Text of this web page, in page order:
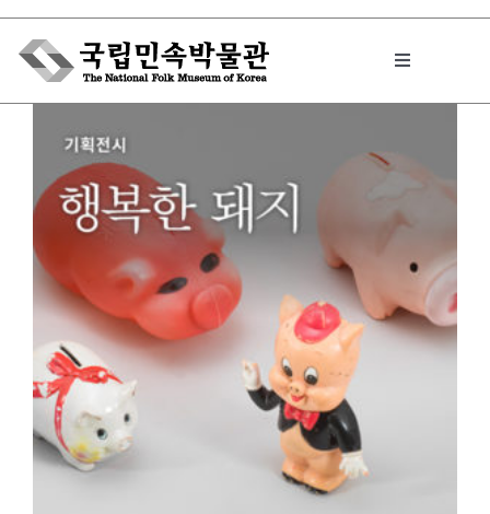
Skip
content
Toggle
박물관에서는
민속이야기
민속 인사이드
원문보기 PDF